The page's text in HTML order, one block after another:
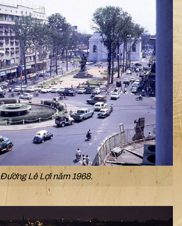
Đường Lê Lợi năm 1968.